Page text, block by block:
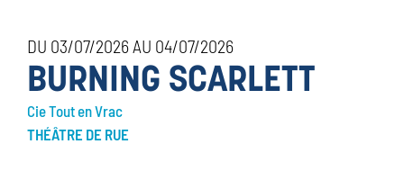
DU 03/07/2026 AU 04/07/2026
BURNING SCARLETT
Cie Tout en Vrac
THÉÂTRE DE RUE